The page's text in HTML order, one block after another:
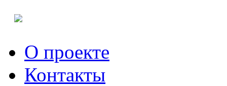
О проекте
Контакты